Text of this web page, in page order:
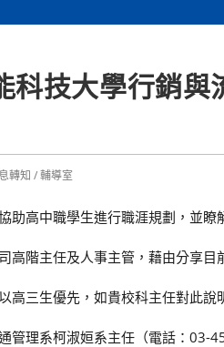
科技大學行銷
轉知 /輔導室
助高中職學生進行職涯規劃，並
高階主任及人事主管，藉由分享
高三生優先，如貴校科主任對此
管理系柯淑姮系主任（電話：03-